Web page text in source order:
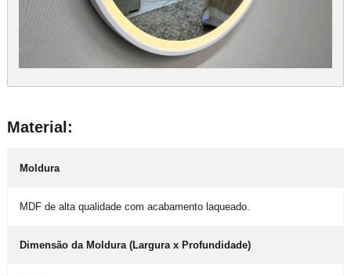
Material:
Moldura
MDF de alta qualidade com acabamento laqueado.
Dimensão da Moldura (Largura x Profundidade)